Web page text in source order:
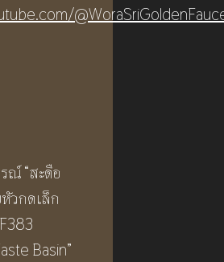
ณ์ “สะดือ
วกดเล็ก
Basin”